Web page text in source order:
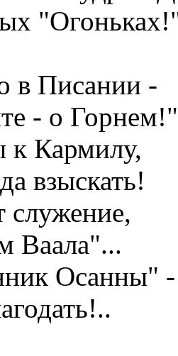
в Писании -
- о
к Кармилу,
взыскать!
служение,
Ваала"...
Осанны" -